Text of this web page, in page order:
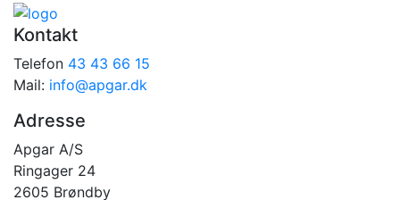
Kontakt
Telefon 43 43 66 15
Mail: info@apgar.dk
Adresse
Apgar A/S
Ringager 24
2605 Brøndby